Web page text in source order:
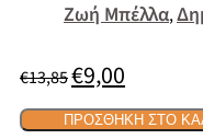
Ζωή Μπέλλα,
€13,85Original
price
was:
€13,85.
€9,00τρέχουσα
τιμή
είναι:
ΠΡΟΣΘΉΚΗ ΣΤΟ